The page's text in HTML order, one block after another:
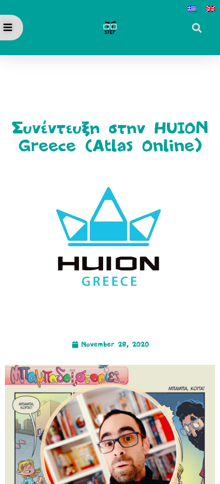
Συνέντευξη στην HUION
Greece (Atlas Online)
November 28, 2020